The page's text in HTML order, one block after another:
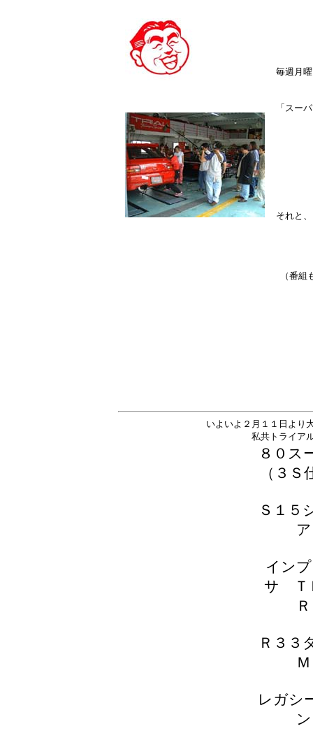
毎週月
「スー
それと
（番
いよいよ２月１１日より
私共トライア
８０ス
（３Ｓ
Ｓ１５
ア
イン
サ Ｔ
Ｒ
Ｒ３３
Ｍ
レガシ
ン